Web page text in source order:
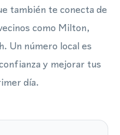
también te conecta de
como Milton,
Un número local es
y mejorar tus
día.